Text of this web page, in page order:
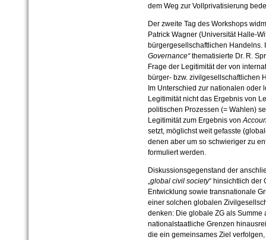
dem Weg zur Vollprivatisierung
Der zweite Tag des Workshops
Patrick Wagner (Universität Halle-
bürgergesellschaftlichen Handelns.
Governance“thematisierte Dr. R.
Frage der Legitimität der von
bürger- bzw. zivilgesellschaftlichen
Im Unterschied zur nationalen
Legitimität nicht das Ergebnis von
politischen Prozessen (= Wahlen)
Legitimität zum Ergebnis von
setzt, möglichst weit gefasste
denen aber um so schwieriger zu
formuliert werden.
Diskussionsgegenstand der
„global civil society“ hinsichtlich der
Entwicklung sowie transnationale
einer solchen globalen
denken: Die globale ZG als
nationalstaatliche Grenzen
die ein gemeinsames Ziel